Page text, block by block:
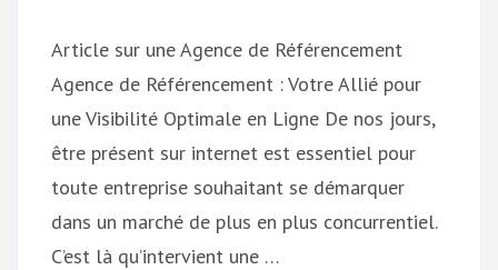
Article sur une Agence de Référencement
Agence de Référencement : Votre Allié pour
une Visibilité Optimale en Ligne De nos jours,
être présent sur internet est essentiel pour
toute entreprise souhaitant se démarquer
dans un marché de plus en plus concurrentiel.
C’est là qu’intervient une …